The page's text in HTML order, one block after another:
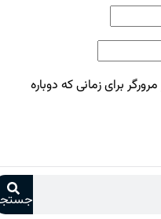
برای زمانی که دوباره
جستجو